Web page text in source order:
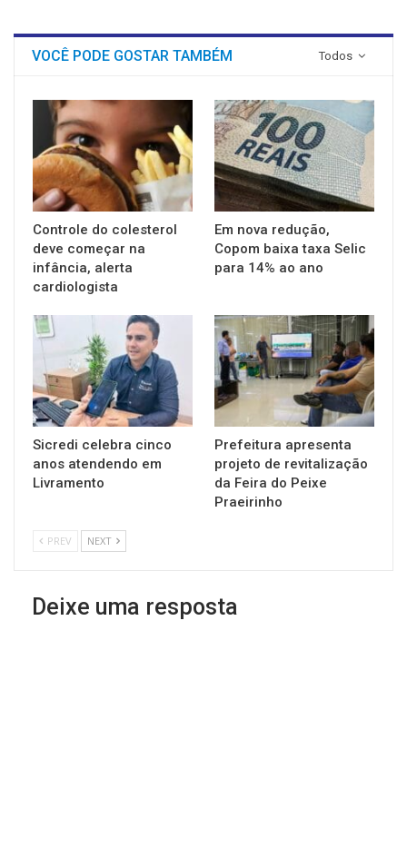
Todos
VOCÊ PODE GOSTAR TAMBÉM
Controle do colesterol
deve começar na
infância, alerta
cardiologista
Em nova redução,
Copom baixa taxa Selic
para 14% ao ano
Sicredi celebra cinco
anos atendendo em
Livramento
Prefeitura apresenta
projeto de revitalização
da Feira do Peixe
Praeirinho
PREV NEXT
Deixe uma resposta